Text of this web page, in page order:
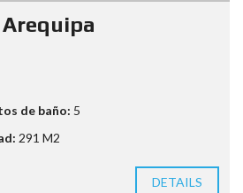
de baño: 5
291 M2
DETAILS